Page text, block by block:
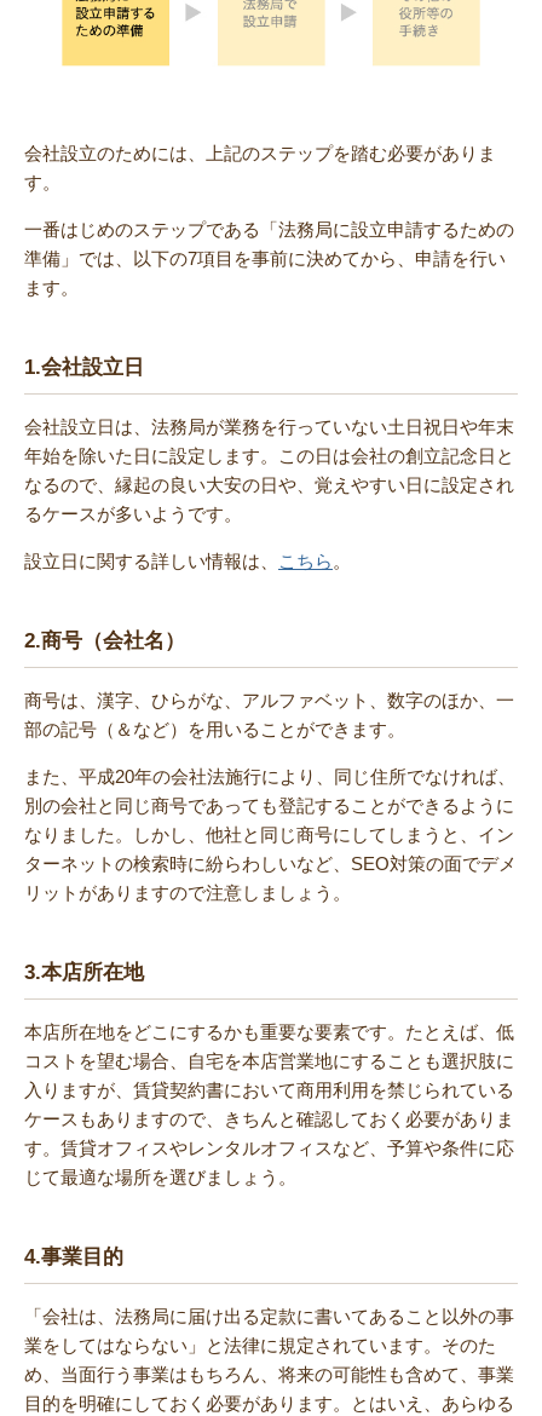
会社設立のためには、上記のステップを踏む必要がありま
す。
一番はじめのステップである「法務局に設立申請するための
準備」では、以下の7項目を事前に決めてから、申請を行い
ます。
1.会社設立日
会社設立日は、法務局が業務を行っていない土日祝日や年末
年始を除いた日に設定します。この日は会社の創立記念日と
なるので、縁起の良い大安の日や、覚えやすい日に設定され
るケースが多いようです。
設立日に関する詳しい情報は、 こちら 。
2.商号（会社名）
商号は、漢字、ひらがな、アルファベット、数字のほか、一
部の記号（＆など）を用いることができます。
また、平成20年の会社法施行により、同じ住所でなければ、
別の会社と同じ商号であっても登記することができるように
なりました。しかし、他社と同じ商号にしてしまうと、イン
ターネットの検索時に紛らわしいなど、SEO対策の面でデメ
リットがありますので注意しましょう。
3.本店所在地
本店所在地をどこにするかも重要な要素です。たとえば、低
コストを望む場合、自宅を本店営業地にすることも選択肢に
入りますが、賃貸契約書において商用利用を禁じられている
ケースもありますので、きちんと確認しておく必要がありま
す。賃貸オフィスやレンタルオフィスなど、予算や条件に応
じて最適な場所を選びましょう。
4.事業目的
「会社は、法務局に届け出る定款に書いてあること以外の事
業をしてはならない」と法律に規定されています。そのた
め、当面行う事業はもちろん、将来の可能性も含めて、事業
目的を明確にしておく必要があります。とはいえ、あらゆる